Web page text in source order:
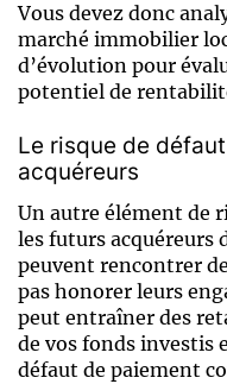
Vous devez donc
marché immobilier
d’évolution pour
potentiel de
Le risque de
acquéreurs
Un autre élément de
les futurs
peuvent rencontrer
pas honorer leurs
peut entraîner des
de vos fonds investis
défaut de paiement